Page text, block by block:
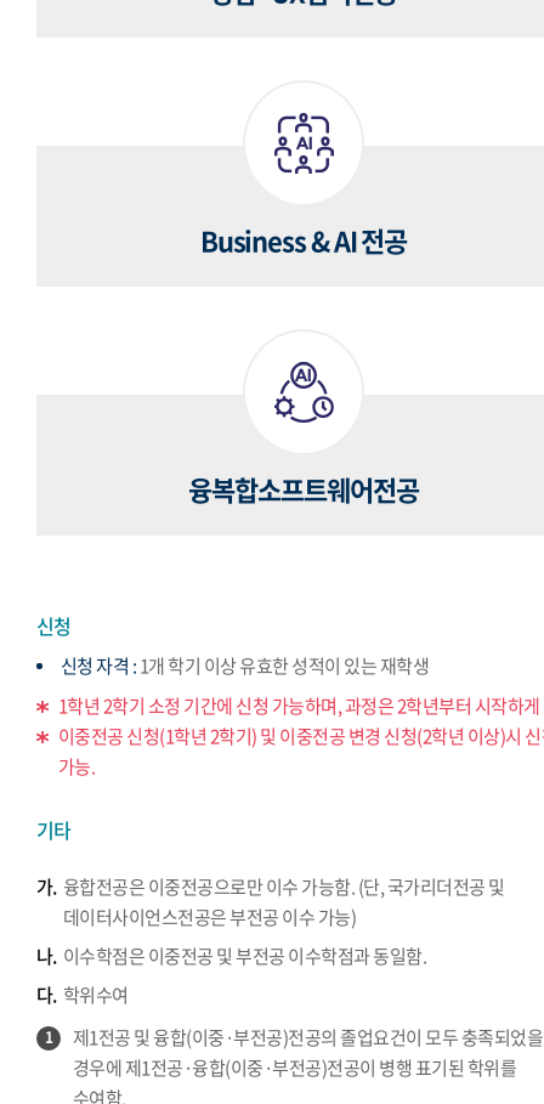
Business & AI 전공
융복합소프트웨어전공
신청
신청 자격 :1개 학기 이상 유효한 성적이 있는 재학생
1학년 2학기 소정 기간에 신청 가능하며, 과정은 2학년부터 시작하
이중전공 신청(1학년 2학기) 및 이중전공 변경 신청(2학년 이상)시
가능.
기타
가. 융합전공은 이중전공으로만 이수 가능함. (단, 국가리더전공 및
데이터사이언스전공은 부전공 이수 가능)
나. 이수학점은 이중전공 및 부전공 이수학점과 동일함.
다. 학위수여
1
제1전공 및 융합(이중·부전공)전공의 졸업요건이 모두 충족되었을
경우에 제1전공·융합(이중·부전공)전공이 병행 표기된 학위를
수여함.